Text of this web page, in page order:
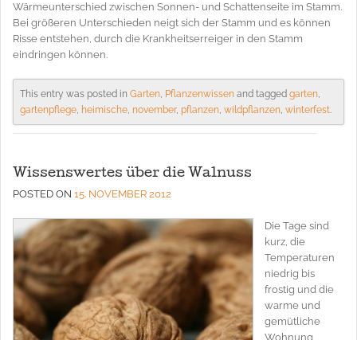
Wärmeunterschied zwischen Sonnen- und Schattenseite im Stamm.
Bei größeren Unterschieden neigt sich der Stamm und es können
Risse entstehen, durch die Krankheitserreiger in den Stamm
eindringen können.
This entry was posted in Garten, Pflanzenwissen and tagged garten,
gartenpflege, heimische, november, pflanzen, wildpflanzen, winterfest.
Wissenswertes über die Walnuss
POSTED ON 15. NOVEMBER 2012
Die Tage sind
kurz, die
Temperaturen
niedrig bis
frostig und die
warme und
gemütliche
Wohnung